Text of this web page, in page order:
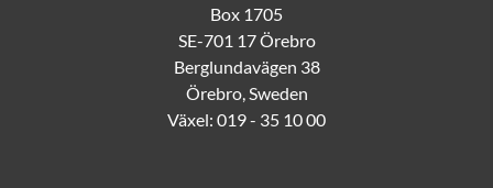
Box 1705
SE-701 17 Örebro
Berglundavägen 38
Örebro, Sweden
Växel: 019 - 35 10 00